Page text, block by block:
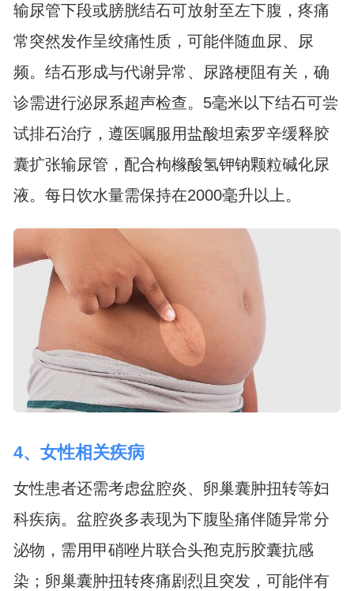
输尿管下段或膀胱结石可放射至左下腹，疼痛
常突然发作呈绞痛性质，可能伴随血尿、尿
频。结石形成与代谢异常、尿路梗阻有关，确
诊需进行泌尿系超声检查。5毫米以下结石可尝
试排石治疗，遵医嘱服用盐酸坦索罗辛缓释胶
囊扩张输尿管，配合枸橼酸氢钾钠颗粒碱化尿
液。每日饮水量需保持在2000毫升以上。
4、女性相关疾病
女性患者还需考虑盆腔炎、卵巢囊肿扭转等妇
科疾病。盆腔炎多表现为下腹坠痛伴随异常分
泌物，需用甲硝唑片联合头孢克肟胶囊抗感
染；卵巢囊肿扭转疼痛剧烈且突发，可能伴有